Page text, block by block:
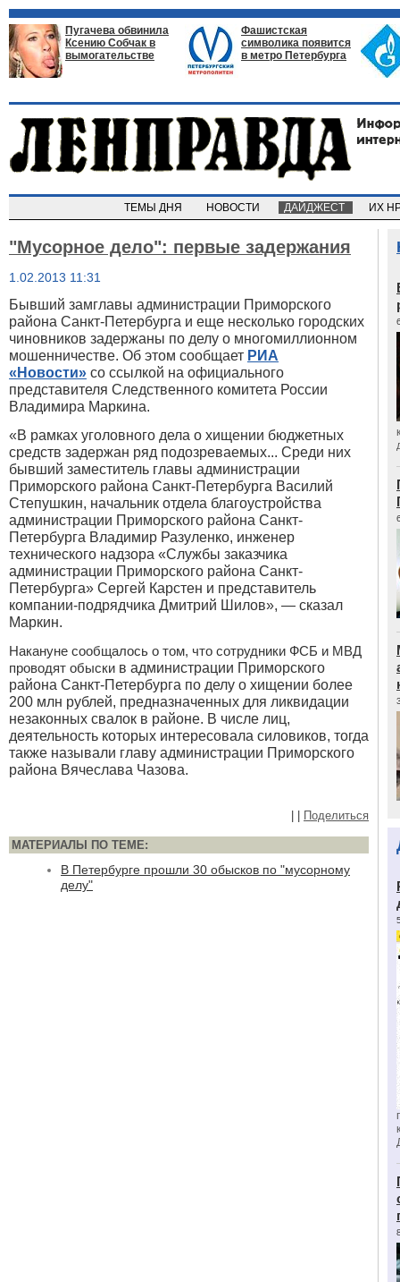
Пугачева обвинила
Ксению Собчак в
вымогательстве
Фашистская
символика появится
в метро Петербурга
ТЕМЫ ДНЯ НОВОСТИ ДАЙДЖЕСТ ИХ
"Мусорное дело": первые задержания
1.02.2013 11:31
Бывший замглавы администрации Приморского
района Санкт-Петербурга и еще несколько городских
чиновников задержаны по делу о многомиллионном
мошенничестве. Об этом сообщает РИА
«Новости» со ссылкой на официального
представителя Следственного комитета России
Владимира Маркина.
«В рамках уголовного дела о хищении бюджетных
средств задержан ряд подозреваемых... Среди них
бывший заместитель главы администрации
Приморского района Санкт-Петербурга Василий
Степушкин, начальник отдела благоустройства
администрации Приморского района Санкт-
Петербурга Владимир Разуленко, инженер
технического надзора «Службы заказчика
администрации Приморского района Санкт-
Петербурга» Сергей Карстен и представитель
компании-подрядчика Дмитрий Шилов», — сказал
Маркин.
Накануне сообщалось о том, что сотрудники ФСБ и МВД
проводят обыски в администрации Приморского
района Санкт-Петербурга по делу о хищении более
200 млн рублей, предназначенных для ликвидации
незаконных свалок в районе. В числе лиц,
деятельность которых интересовала силовиков, тогда
также называли главу администрации Приморского
района Вячеслава Чазова.
Поделиться
МАТЕРИАЛЫ ПО ТЕМЕ:
В Петербурге прошли 30 обысков по "мусорному
делу"